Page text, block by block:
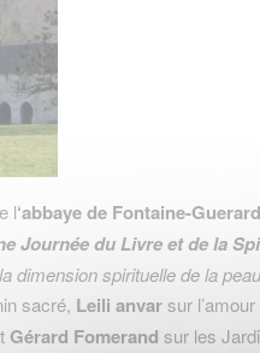
l‘abbaye de Fontaine-Guerard
Journée du Livre et de la
la dimension spirituelle de la peau
sacré, Leili anvar sur
Gérard Fomerand sur les